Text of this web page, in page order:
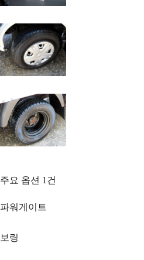
주요 옵션 1 건
파워게이트
보링